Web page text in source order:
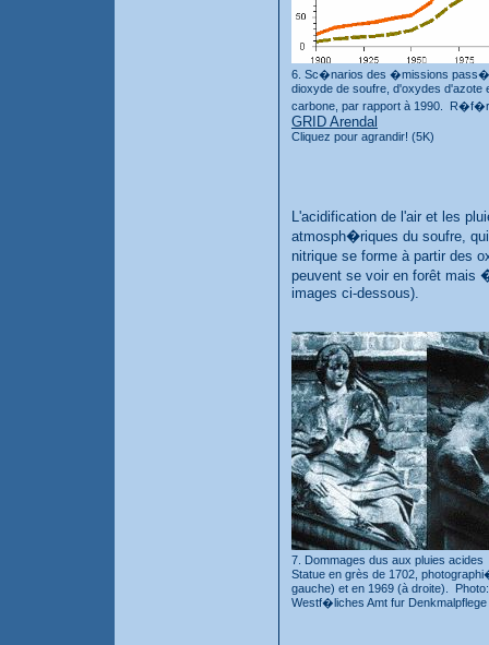
6. Sc�narios des �missions
dioxyde de soufre, d'oxydes d'azote
carbone, par rapport à 1990.
GRID Arendal
Cliquez pour agrandir! (5K)
L'acidification de l'air et les
atmosph�riques du soufre,
nitrique se forme à partir des
peuvent se voir en forêt mais
images ci-dessous).
7. Dommages dus aux pluies acides
Statue en grès de 1702,
gauche) et en 1969 (à droite). Photo:
Westf�liches Amt fur Denkmalpflege